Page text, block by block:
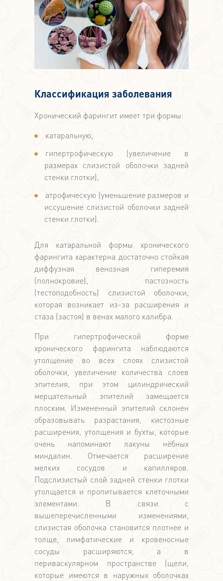
Классификация заболевания
Хронический фарингит имеет три формы:
катаральную,
гипертрофическую (увеличение в
размерах слизистой оболочки задней
стенки глотки),
атрофическую (уменьшение размеров и
иссушение слизистой оболочки задней
стенки глотки).
Для катаральной формы хронического
фарингита характерна достаточно стойкая
диффузная венозная гиперемия
(полнокровие), пастозность
(тестоподобность) слизистой оболочки,
которая возникает из-за расширения и
стаза (застоя) в венах малого калибра.
При гипертрофической форме
хронического фарингита наблюдаются
утолщение во всех слоях слизистой
оболочки, увеличение количества слоев
эпителия, при этом цилиндрический
мерцательный эпителий замещается
плоским. Измененный эпителий склонен
образовывать разрастания, кистозные
расширения, утолщения и бухты, которые
очень напоминают лакуны нёбных
миндалин. Отмечается расширение
мелких сосудов и капилляров.
Подслизистый слой задней стенки глотки
утолщается и пропитывается клеточными
элементами. В связи с
вышеперечисленными изменениями,
слизистая оболочка становится плотнее и
толще, лимфатические и кровеносные
сосуды расширяются, а в
периваскулярном пространстве (щели,
которые имеются в наружных оболочках